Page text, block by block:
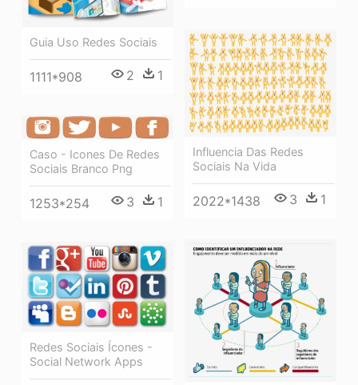
Guia Uso Redes Sociais
1111*908 2 1
Influencia Das Redes
Sociais Na Vida
2022*1438 3 1
Caso - Icones De Redes
Sociais Branco Png
1253*254 3 1
Redes Sociais Ícones -
Social Network Apps